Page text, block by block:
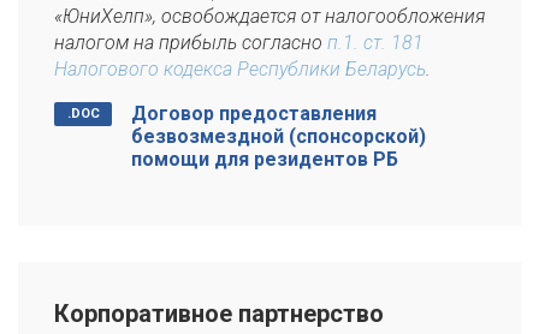
«ЮниХелп», освобождается от налогообложения
налогом на прибыль согласно п.1. ст. 181
Налогового кодекса Республики Беларусь.
Договор предоставления
безвозмездной (спонсорской)
помощи для резидентов РБ
Корпоративное партнерство